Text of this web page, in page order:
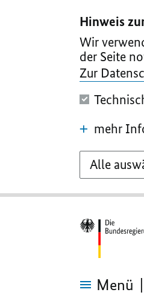
Hinweis
Wir
der Seite
Zur
mehr
Alle
Menü